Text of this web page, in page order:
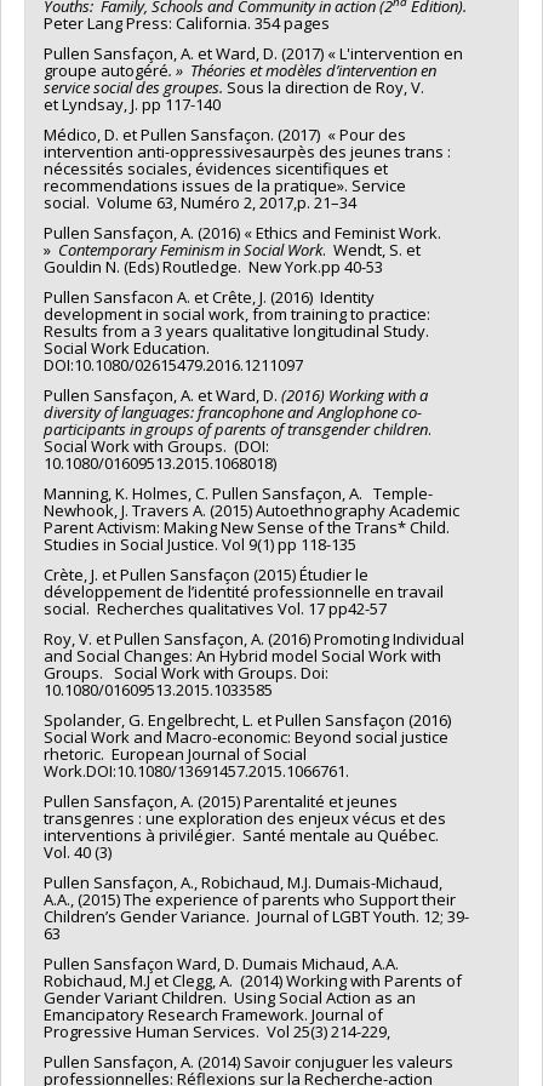
focus on the processes of adaptation experienced by
international migrants in different work contexts. Finally, the
third concept draws from professional identity to inform how
native perspectives shape social work interventions abroad
and how they change during processes of adaptation.
Together, these concepts provide a well designed foundation
to capture both the adaptation processes of migrant social
workers as transactional and the variations in the social
workers’ perspectives about their social work roles and
interventions. In line with GT, in excess of 60 one-to-one,
semi-structured interviews will be undertaken with migrant
social workers. The participants will be selected through
purposive and theoretical sampling and data collection will
end at theoretical saturation. Attention to negative cases will
be given throughout the process of theoretical sampling. The
data will be collected at 3 Canadian cities, Halifax (n≥20),
Montreal (n≥20) and Calgary (n≥20).The sites’ demographic
and economic features highlight major differences in the
context of professional migration and thus provides rich
ground for data collection. Following transcription of the
interviews, coding and analysis will be undertaken following
standard GT process. Data will be analysed locally before
being compared with the other sites through team coding
techniques. In order to maximise the impact of the research
on service delivery and gain an understanding of
stakeholders’ perception of migrant social workers’
contributions to service delivery, a day-long Knowledge
Exchange Forum (KEF) will also be undertaken in the 3 cities
social work regulators, our research partners. These KEF will
also help influence policy development across Canada.
Dissemination activities will also include 4 publications in
scholarly journals and presentations at national and
international conferences
Youths: Family, Schools and Community in action (2 Edition).
Peter Lang Press: California. 354 pages
Pullen Sansfaçon, A. et Ward, D. (2017) « L'intervention en
groupe autogéré. » Théories et modèles d’intervention en
service socialdesgroupes. Sous la direction de Roy, V.
et Lyndsay, J. pp 117-140
Médico, D. et Pullen Sansfaçon. (2017) « Pour des
intervention anti-oppressivesaurpès des jeunes trans :
nécessités sociales, évidences sicentifiques et
recommendations issues de la pratique». Service
social. Volume 63, Numéro 2, 2017,p. 21–34
Pullen Sansfaçon, A. (2016) « Ethics and Feminist Work.
» ContemporaryFeminism in Social Work. Wendt, S. et
Gouldin N. (Eds) Routledge. New York.pp 40-53
Pullen Sansfacon A. et Crête, J. (2016) Identity
development in social work, from training to practice:
Results from a 3 years qualitative longitudinal Study.
Social Work Education.
DOI:10.1080/02615479.2016.1211097
Pullen Sansfaçon, A. et Ward, D. (2016) Working with a
diversity of languages: francophone and Anglophone co-
participants in groups of parents of transgender children.
Social Work with Groups. (DOI:
10.1080/01609513.2015.1068018)
Manning, K. Holmes, C. Pullen Sansfaçon, A. Temple-
Newhook, J. Travers A. (2015) Autoethnography Academic
Parent Activism: Making New Sense of the Trans* Child.
Studies in Social Justice. Vol 9(1) pp 118-135
Crète, J. et Pullen Sansfaçon (2015) Étudier le
développement de l’identité professionnelle en travail
social. Recherches qualitatives Vol. 17 pp42-57
Roy, V. et Pullen Sansfaçon, A. (2016) Promoting Individual
and Social Changes: An Hybrid model Social Work with
Groups. Social Work with Groups. Doi:
10.1080/01609513.2015.1033585
Spolander, G. Engelbrecht, L. et Pullen Sansfaçon (2016)
Social Work and Macro-economic: Beyond social justice
rhetoric. European Journal of Social
Work.DOI:10.1080/13691457.2015.1066761.
Pullen Sansfaçon, A. (2015) Parentalité et jeunes
transgenres : une exploration des enjeux vécus et des
interventions à privilégier. Santé mentale au Québec.
Vol. 40 (3)
Pullen Sansfaçon, A., Robichaud, M.J. Dumais-Michaud,
A.A., (2015) The experience of parents who Support their
Children’s Gender Variance. Journal of LGBT Youth. 12; 39-
63
Pullen Sansfaçon Ward, D. Dumais Michaud, A.A.
Robichaud, M.J et Clegg, A. (2014) Working with Parents of
Gender Variant Children. Using Social Action as an
Emancipatory Research Framework. Journal of
Progressive Human Services. Vol 25(3) 214-229,
Pullen Sansfaçon, A. (2014) Savoir conjuguer les valeurs
professionnelles: Réflexions sur la Recherche-action